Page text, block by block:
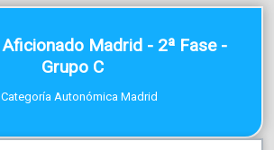
Aficionado Madrid - 2ª Fase -
Grupo C
Categoría Autonómica Madrid